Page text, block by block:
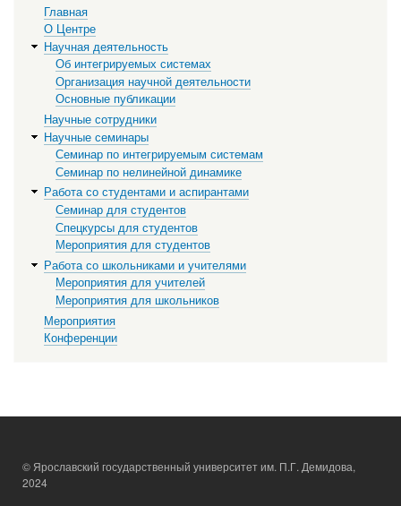
Главная
О Центре
Научная деятельность
Об интегрируемых системах
Организация научной деятельности
Основные публикации
Научные сотрудники
Научные семинары
Семинар по интегрируемым системам
Семинар по нелинейной динамике
Работа со студентами и аспирантами
Семинар для студентов
Спецкурсы для студентов
Мероприятия для студентов
Работа со школьниками и учителями
Мероприятия для учителей
Мероприятия для школьников
Мероприятия
Конференции
© Ярославский государственный университет им. П.Г. Демидова,
2024